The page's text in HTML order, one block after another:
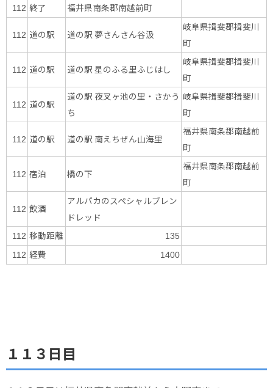
112 終了 福井県南条郡南越前町
112 道の駅 道の駅 ‎夢さんさん谷汲
岐阜県揖斐郡揖斐川
町
112 道の駅 道の駅 星のふる里ふじはし
岐阜県揖斐郡揖斐川
町
112 道の駅
道の駅 夜叉ヶ池の里・さかう
ち
岐阜県揖斐郡揖斐川
町
112 道の駅 道の駅 南えちぜん山海里
福井県南条郡南越前
町
112 宿泊 橋の下
福井県南条郡南越前
町
112 飲酒
アルパカのスペシャルブレン
ドレッド
112 移動距離 135
112 経費 1400
１１３日目